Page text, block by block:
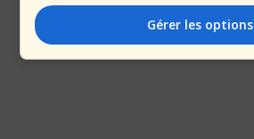
Gérer les options